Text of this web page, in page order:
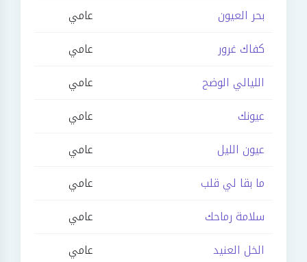
بحر العيون
عامي
كفاك غرور
عامي
الليالي الوضح
عامي
عيونك
عامي
عيون الليل
عامي
ما بقا لي قلب
عامي
سلامة رماحك
عامي
الخل العنيد
عامي